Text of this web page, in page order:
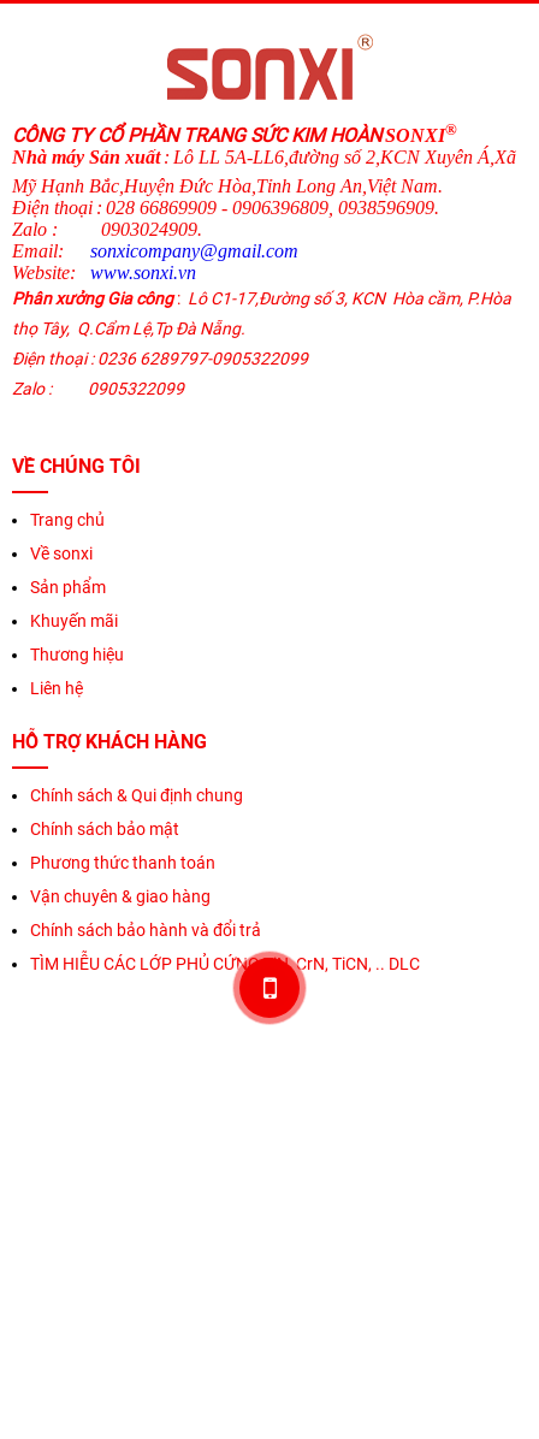
CÔNG TY CỔ PHẦN TRANG SỨC KIM HOÀNSONXI®
Nhà máy Sản xuất : Lô LL 5A-LL6,đường số 2,KCN Xuyên Á,Xã
Mỹ Hạnh Bắc,Huyện Đức Hòa,Tỉnh Long An,Việt Nam.
Điện thoại : 028 66869909 - 0906396809, 0938596909.
Zalo : 0903024909.
Email:
sonxicompany@gmail.com
Website:
www.sonxi.vn
Phân xưởng Gia công: Lô C1-17,Đường số 3, KCN Hòa cầm, P.Hòa
thọ Tây, Q.Cẩm Lệ,Tp Đà Nẵng.
Điện thoại : 0236 6289797-0905322099
Zalo : 0905322099
VỀ CHÚNG TÔI
Trang chủ
Về sonxi
Sản phẩm
Khuyến mãi
Thương hiệu
Liên hệ
HỖ TRỢ KHÁCH HÀNG
Chính sách & Qui định chung
Chính sách bảo mật
Phương thức thanh toán
Vận chuyên & giao hàng
Chính sách bảo hành và đổi trả
TÌM HIỄU CÁC LỚP PHỦ CỨNG TiN, CrN, TiCN, .. DLC